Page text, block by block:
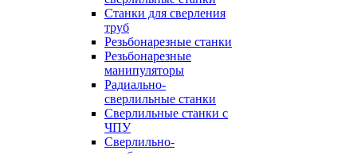
Станки для сверления
труб
Резьбонарезные станки
Резьбонарезные
манипуляторы
Радиально-
сверлильные станки
Сверлильные станки с
ЧПУ
Сверлильно-